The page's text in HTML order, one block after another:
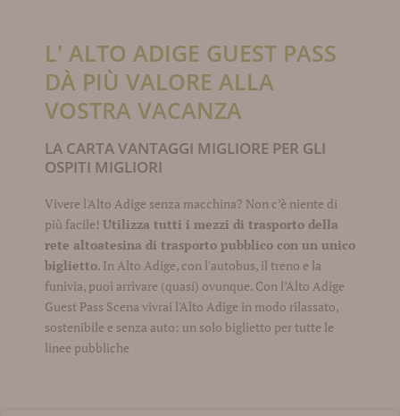
L' ALTO ADIGE GUEST PASS
DÀ PIÙ VALORE ALLA
VOSTRA VACANZA
LA CARTA VANTAGGI MIGLIORE PER GLI
OSPITI MIGLIORI
Vivere l'Alto Adige senza macchina? Non c’è niente di
più facile! Utilizza tutti i mezzi di trasporto della
rete altoatesina di trasporto pubblico con un unico
biglietto. In Alto Adige, con l'autobus, il treno e la
funivia, puoi arrivare (quasi) ovunque. Con l’Alto Adige
Guest Pass Scena vivrai l'Alto Adige in modo rilassato,
sostenibile e senza auto: un solo biglietto per tutte le
linee pubbliche